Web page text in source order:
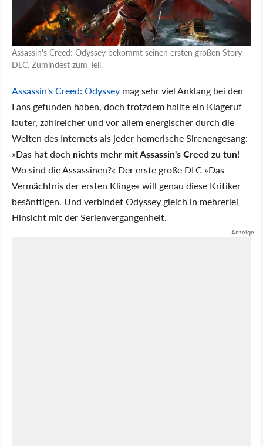
Assassin's Creed: Odyssey bekommt seinen ersten großen Story-
DLC. Zumindest zum Teil.
Assassin's Creed: Odyssey mag sehr viel Anklang bei den
Fans gefunden haben, doch trotzdem hallte ein Klageruf
lauter, zahlreicher und vor allem energischer durch die
Weiten des Internets als jeder homerische Sirenengesang:
»Das hat doch nichts mehr mit Assassin's Creed zu tun!
Wo sind die Assassinen?« Der erste große DLC »Das
Vermächtnis der ersten Klinge« will genau diese Kritiker
besänftigen. Und verbindet Odyssey gleich in mehrerlei
Hinsicht mit der Serienvergangenheit.